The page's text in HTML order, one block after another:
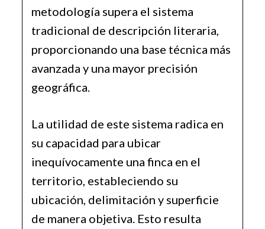
metodología supera el sistema
tradicional de descripción literaria,
proporcionando una base técnica más
avanzada y una mayor precisión
geográfica.
La utilidad de este sistema radica en
su capacidad para ubicar
inequívocamente una finca en el
territorio, estableciendo su
ubicación, delimitación y superficie
de manera objetiva. Esto resulta